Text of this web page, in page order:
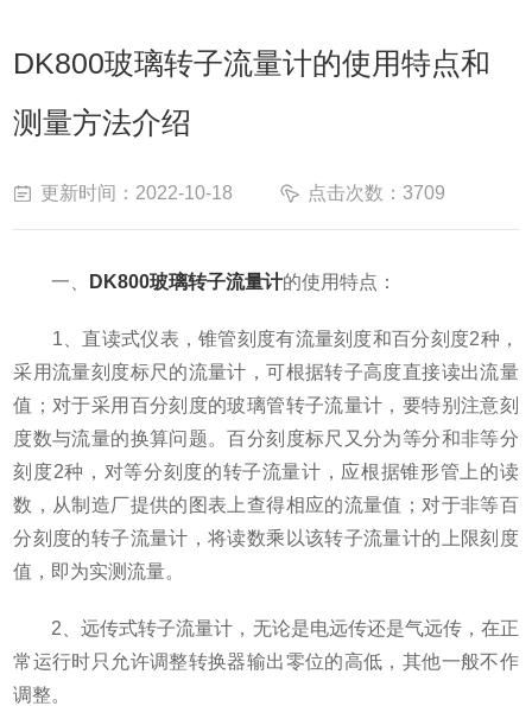
DK800玻璃转子流量计的使用特点和
测量方法介绍
更新时间：2022-10-18 点击次数：3709
一、 DK800玻璃转子流量计的使用特点：
1、直读式仪表，锥管刻度有流量刻度和百分刻度2种，
采用流量刻度标尺的流量计，可根据转子高度直接读出流量
值；对于采用百分刻度的玻璃管转子流量计，要特别注意刻
度数与流量的换算问题。百分刻度标尺又分为等分和非等分
刻度2种，对等分刻度的转子流量计，应根据锥形管上的读
数，从制造厂提供的图表上查得相应的流量值；对于非等百
分刻度的转子流量计，将读数乘以该转子流量计的上限刻度
值，即为实测流量。
2、远传式转子流量计，无论是电远传还是气远传，在正
常运行时只允许调整转换器输出零位的高低，其他一般不作
调整。